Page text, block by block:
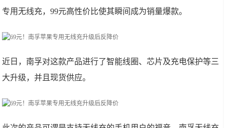
专用无线充，99元高性价比使其瞬间成为销量爆款。
近日，南孚对这款产品进行了智能线圈、芯片及充电保护等三
大升级，并且现货供应。